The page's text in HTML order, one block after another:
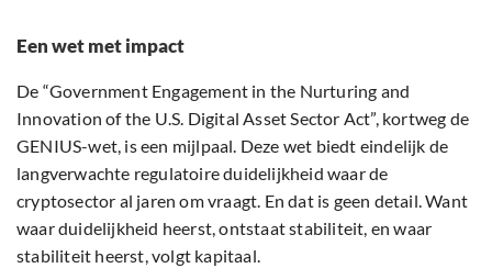
Een wet met impact
De “Government Engagement in the Nurturing and
Innovation of the U.S. Digital Asset Sector Act”, kortweg de
GENIUS-wet, is een mijlpaal. Deze wet biedt eindelijk de
langverwachte regulatoire duidelijkheid waar de
cryptosector al jaren om vraagt. En dat is geen detail. Want
waar duidelijkheid heerst, ontstaat stabiliteit, en waar
stabiliteit heerst, volgt kapitaal.